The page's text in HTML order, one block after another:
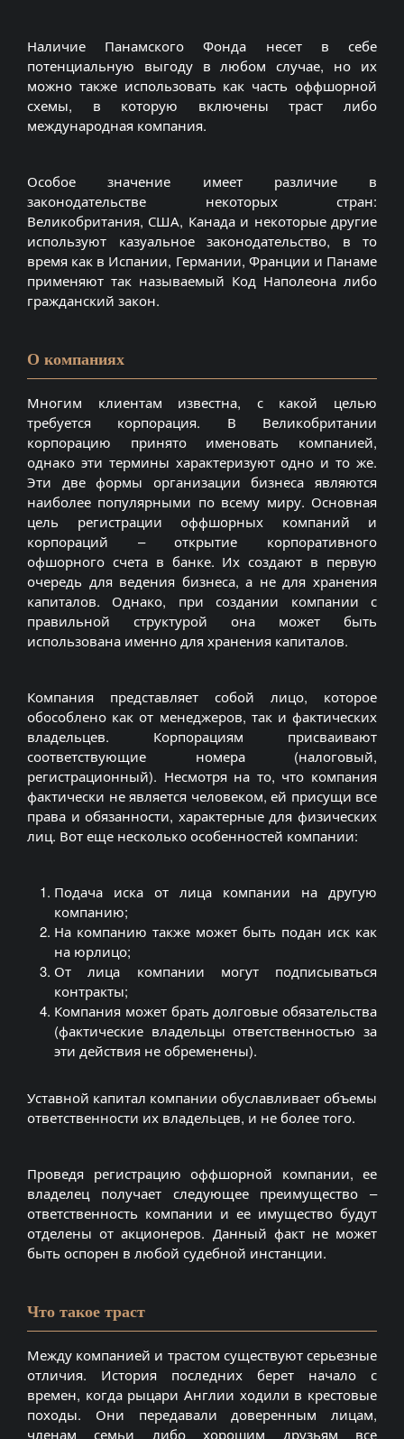
Наличие Панамского Фонда несет в себе
потенциальную выгоду в любом случае, но их
можно также использовать как часть оффшорной
схемы, в которую включены траст либо
международная компания.
Особое значение имеет различие в
законодательстве некоторых стран:
Великобритания, США, Канада и некоторые другие
используют казуальное законодательство, в то
время как в Испании, Германии, Франции и Панаме
применяют так называемый Код Наполеона либо
гражданский закон.
О компаниях
Многим клиентам известна, с какой целью
требуется корпорация. В Великобритании
корпорацию принято именовать компанией,
однако эти термины характеризуют одно и то же.
Эти две формы организации бизнеса являются
наиболее популярными по всему миру. Основная
цель регистрации оффшорных компаний и
корпораций – открытие корпоративного
офшорного счета в банке. Их создают в первую
очередь для ведения бизнеса, а не для хранения
капиталов. Однако, при создании компании с
правильной структурой она может быть
использована именно для хранения капиталов.
Компания представляет собой лицо, которое
обособлено как от менеджеров, так и фактических
владельцев. Корпорациям присваивают
соответствующие номера (налоговый,
регистрационный). Несмотря на то, что компания
фактически не является человеком, ей присущи все
права и обязанности, характерные для физических
лиц. Вот еще несколько особенностей компании:
Подача иска от лица компании на другую
компанию;
На компанию также может быть подан иск как
на юрлицо;
От лица компании могут подписываться
контракты;
Компания может брать долговые обязательства
(фактические владельцы ответственностью за
эти действия не обременены).
Уставной капитал компании обуславливает объемы
ответственности их владельцев, и не более того.
Проведя регистрацию оффшорной компании, ее
владелец получает следующее преимущество –
ответственность компании и ее имущество будут
отделены от акционеров. Данный факт не может
быть оспорен в любой судебной инстанции.
Что такое траст
Между компанией и трастом существуют серьезные
отличия. История последних берет начало с
времен, когда рыцари Англии ходили в крестовые
походы. Они передавали доверенным лицам,
членам семьи либо хорошим друзьям все